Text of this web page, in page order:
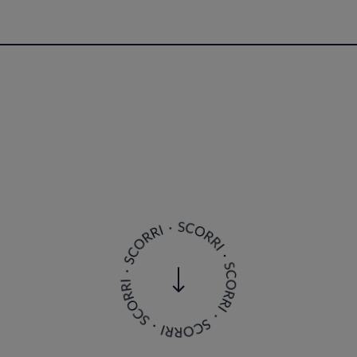
Dreher, in via San Nicolò. Qui l’Harry’s
Ricette e piatti
di grande prestigio, lo chef Matteo
valorizzando la materia prima attraverso
fondamentale nella formazione del suo stile: